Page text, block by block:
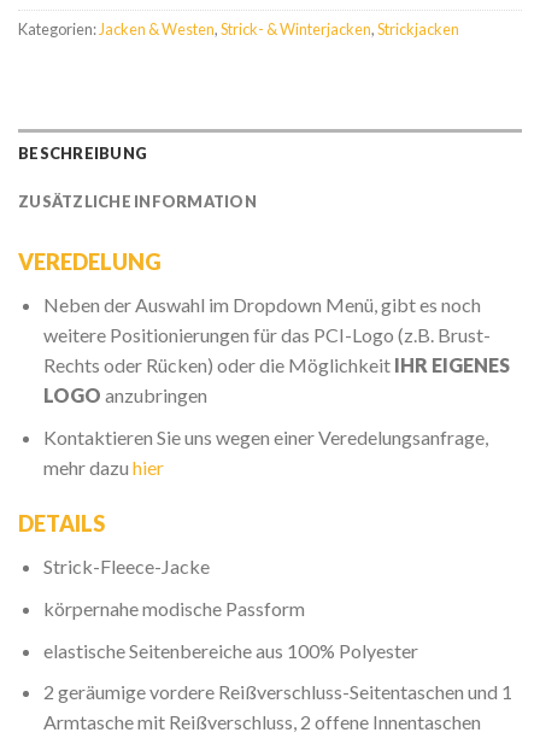
Kategorien: Jacken & Westen,Strick- & Winterjacken,Strickjacken
BESCHREIBUNG
ZUSÄTZLICHE INFORMATION
VEREDELUNG
Neben der Auswahl im Dropdown Menü, gibt es noch
weitere Positionierungen für das PCI-Logo (z.B. Brust-
Rechts oder Rücken) oder die Möglichkeit IHR EIGENES
LOGO anzubringen
Kontaktieren Sie uns wegen einer Veredelungsanfrage,
mehr dazu hier
DETAILS
Strick-Fleece-Jacke
körpernahe modische Passform
elastische Seitenbereiche aus 100% Polyester
2 geräumige vordere Reißverschluss-Seitentaschen und 1
Armtasche mit Reißverschluss, 2 offene Innentaschen